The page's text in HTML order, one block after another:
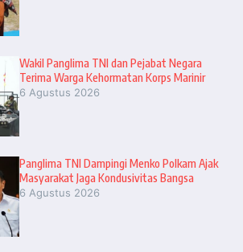
Wakil Panglima TNI dan Pejabat Negara
Terima Warga Kehormatan Korps Marinir
6 Agustus 2026
Panglima TNI Dampingi Menko Polkam Ajak
Masyarakat Jaga Kondusivitas Bangsa
6 Agustus 2026